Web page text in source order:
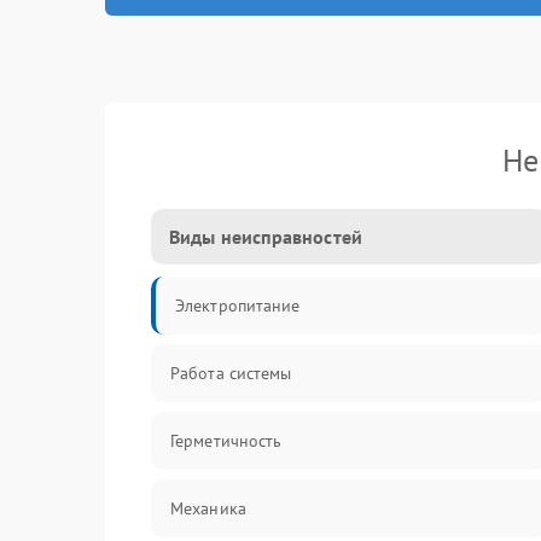
Виды неисправностей
Электропитание
Работа системы
Герметичность
Механика